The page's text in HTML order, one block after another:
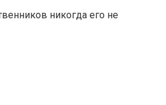
никогда его не